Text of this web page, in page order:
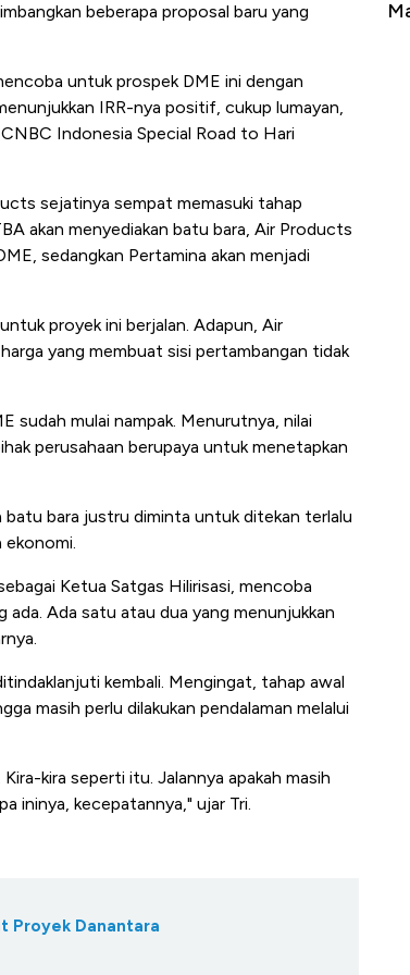
beberapa proposal baru yang
untuk prospek DME ini dengan
IRR-nya positif, cukup lumayan,
Indonesia Special Road to Hari
sejatinya sempat memasuki tahap
akan menyediakan batu bara, Air Products
sedangkan Pertamina akan menjadi
proyek ini berjalan. Adapun, Air
yang membuat sisi pertambangan tidak
sudah mulai nampak. Menurutnya, nilai
perusahaan berupaya untuk menetapkan
batu bara justru diminta untuk ditekan terlalu
ekonomi.
Ketua Satgas Hilirisasi, mencoba
Ada satu atau dua yang menunjukkan
kembali. Mengingat, tahap awal
masih perlu dilakukan pendalaman melalui
kira seperti itu. Jalannya apakah masih
ininya, kecepatannya," ujar Tri.
Proyek Danantara
Mana yang Cuannya Paling Menyala?